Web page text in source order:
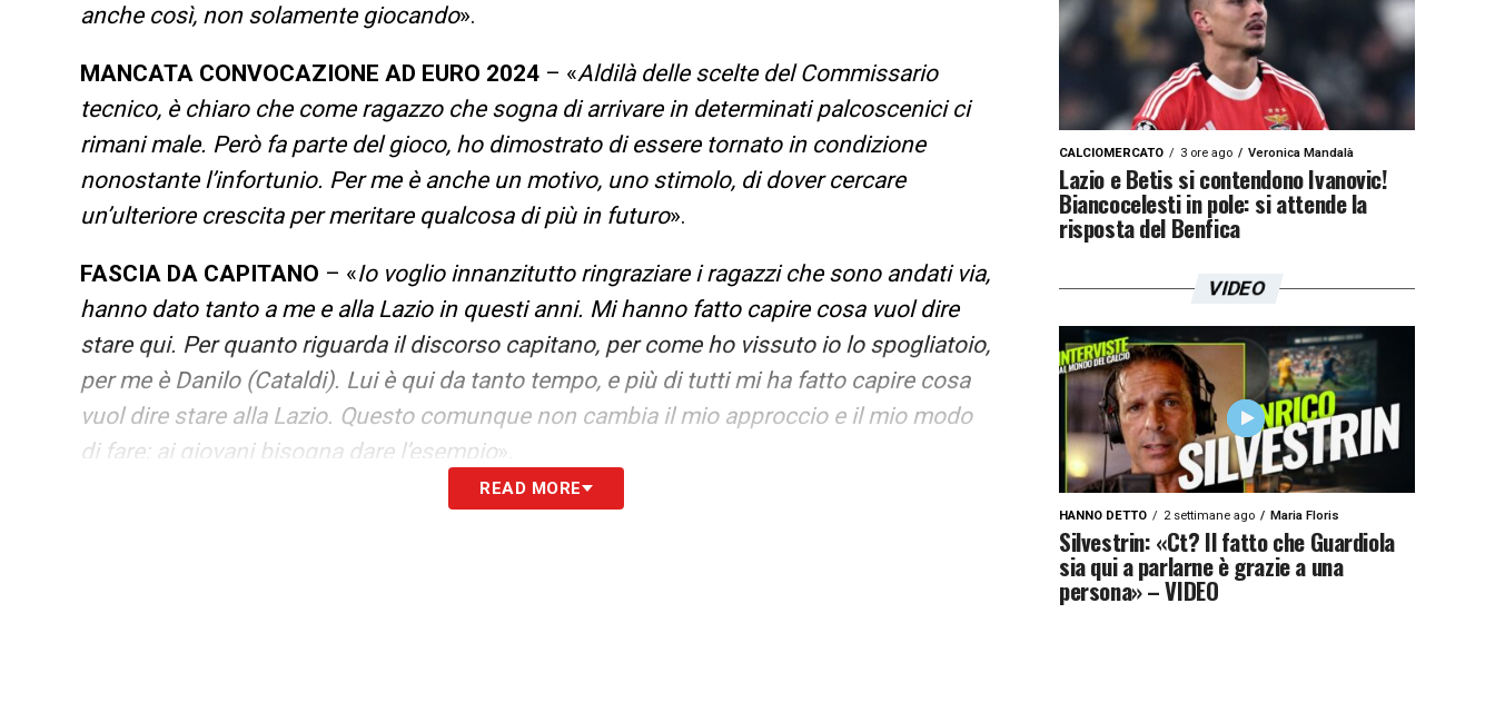
anche così, non solamente giocando».
MANCATA CONVOCAZIONE AD EURO 2024 – «Aldilà delle scelte del Commissario
tecnico, è chiaro che come ragazzo che sogna di arrivare in determinati palcoscenici ci
rimani male. Però fa parte del gioco, ho dimostrato di essere tornato in condizione
nonostante l’infortunio. Per me è anche un motivo, uno stimolo, di dover cercare
un’ulteriore crescita per meritare qualcosa di più in futuro».
FASCIA DA CAPITANO – «Io voglio innanzitutto ringraziare i ragazzi che sono andati via,
hanno dato tanto a me e alla Lazio in questi anni. Mi hanno fatto capire cosa vuol dire
stare qui. Per quanto riguarda il discorso capitano, per come ho vissuto io lo spogliatoio,
per me è Danilo (Cataldi). Lui è qui da tanto tempo, e più di tutti mi ha fatto capire cosa
vuol dire stare alla Lazio. Questo comunque non cambia il mio approccio e il mio modo
di fare: ai giovani bisogna dare l’esempio».
Dovreste chiamare il mio agente e chiederlo a lui. Io e
READ MORE
CALCIOMERCATO 3 ore ago Veronica Mandalà
Lazio e Betis si contendono Ivanovic!
Biancocelesti in pole: si attende la
risposta del Benfica
VIDEO
HANNO DETTO 2 settimane ago Maria Floris
Silvestrin: «Ct? Il fatto che Guardiola
sia qui a parlarne è grazie a una
persona» – VIDEO